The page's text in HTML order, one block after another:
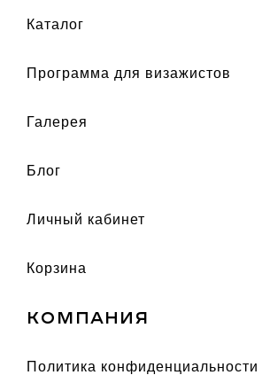
каталог
Программа для визажистов
галерея
Блог
Личный кабинет
Корзина
КОМПАНИЯ
политика конфиденциальности